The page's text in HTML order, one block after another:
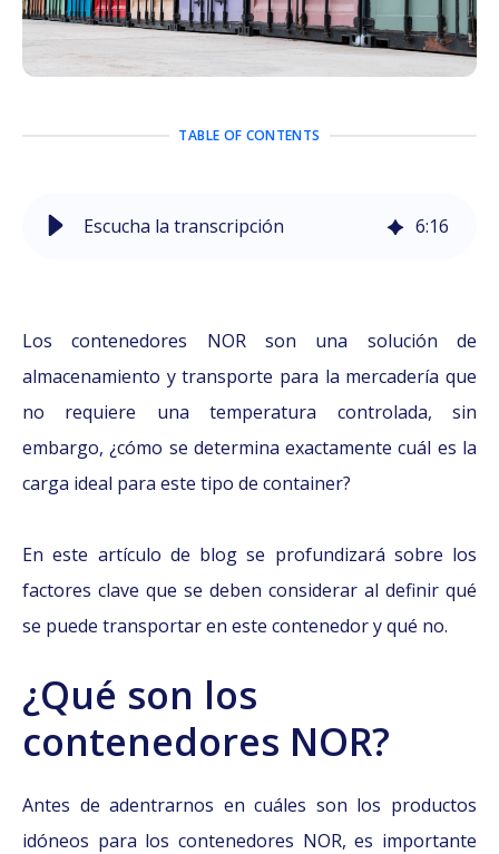
TABLE OF CONTENTS
Escucha la transcripción 6:16
Los contenedores NOR son una solución de
almacenamiento y transporte para la mercadería que
no requiere una temperatura controlada, sin
embargo, ¿cómo se determina exactamente cuál es la
carga ideal para este tipo de container?
En este artículo de blog se profundizará sobre los
factores clave que se deben considerar al definir qué
se puede transportar en este contenedor y qué no.
¿Qué son los
contenedores NOR?
Antes de adentrarnos en cuáles son los productos
idóneos para los contenedores NOR, es importante